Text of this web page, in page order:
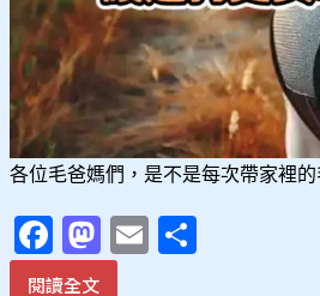
各位毛爸媽們，是不是每次帶家裡
Fa
ce
M
as
E
閱讀全文